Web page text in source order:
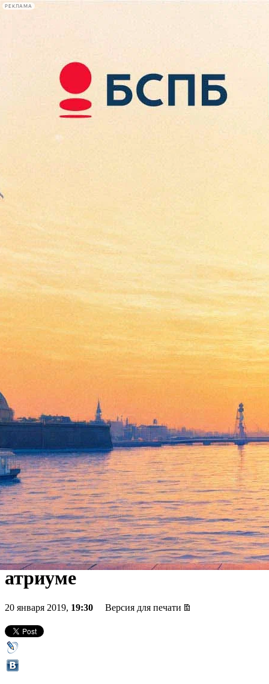
РЕКЛАМА
Сегодня:
2026.08.08
23:18
Афиша Plus
Здание РГИСИ на Моховой
впервые с 1960-х отправят на
капремонт. Тут задумались о
сценах-трансформерах и
атриуме
20 января 2019, 19:30 Версия для печати